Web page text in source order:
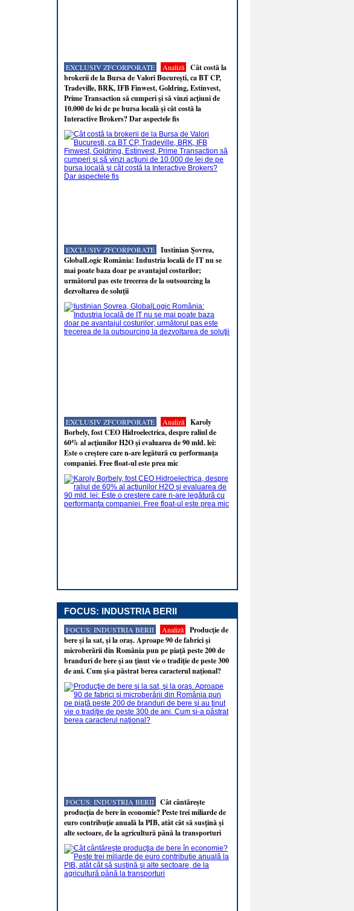
EXCLUSIV ZFCORPORATE Analiză
Cât costă la
brokerii de la Bursa de Valori Bucureşti, ca BT CP,
Tradeville, BRK, IFB Finwest, Goldring, Estinvest,
Prime Transaction să cumperi şi să vinzi acţiuni de
10.000 de lei de pe bursa locală şi cât costă la
Interactive Brokers? Dar aspectele fis
EXCLUSIV ZFCORPORATE
Iustinian Şovrea,
GlobalLogic România: Industria locală de IT nu se
mai poate baza doar pe avantajul costurilor;
următorul pas este trecerea de la outsourcing la
dezvoltarea de soluţii
EXCLUSIV ZFCORPORATE Analiză
Karoly
Borbely, fost CEO Hidroelectrica, despre raliul de
60% al acţiunilor H2O şi evaluarea de 90 mld. lei:
Este o creştere care n-are legătură cu performanţa
companiei. Free float-ul este prea mic
FOCUS: INDUSTRIA BERII
FOCUS: INDUSTRIA BERII Analiză
Producţie de
bere şi la sat, şi la oraş. Aproape 90 de fabrici şi
microberării din România pun pe piaţă peste 200 de
branduri de bere şi au ţinut vie o tradiţie de peste 300
de ani. Cum şi-a păstrat berea caracterul naţional?
FOCUS: INDUSTRIA BERII
Cât cântăreşte
producţia de bere în economie? Peste trei miliarde de
euro contribuţie anuală la PIB, atât cât să susţină şi
alte sectoare, de la agricultură până la transporturi